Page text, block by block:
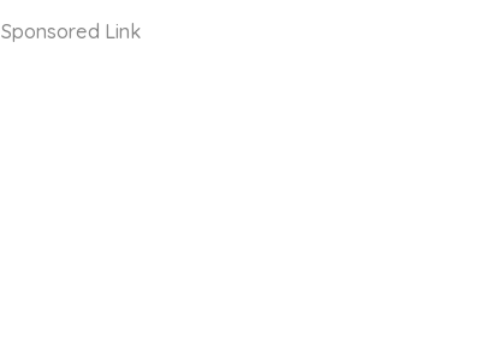
Sponsored Link